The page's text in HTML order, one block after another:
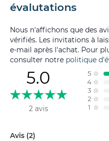
évalutations
Nous n'affichons que des
vérifiés. Les invitations à
e-mail après l'achat. Pour
consulter notre politique
5.0
2 avis
5 ☆
4 ☆
3 ☆
2 ☆
1 ☆
Avis (2)